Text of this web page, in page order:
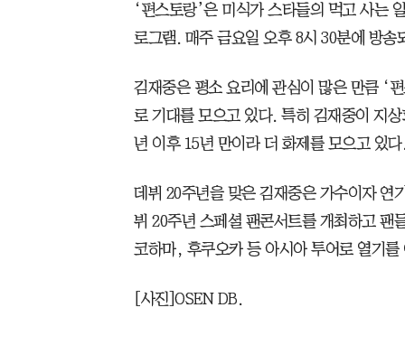
‘편스토랑’은 미식가 스타들의 먹고 사는
로그램. 매주 금요일 오후 8시 30분에 방송
김재중은 평소 요리에 관심이 많은 만큼 ‘
로 기대를 모으고 있다. 특히 김재중이 지
년 이후 15년 만이라 더 화제를 모으고 있
데뷔 20주년을 맞은 김재중은 가수이자 연
뷔 20주년 스페셜 팬콘서트를 개최하고 팬
코하마, 후쿠오카 등 아시아 투어로 열기
[사진]OSEN DB.